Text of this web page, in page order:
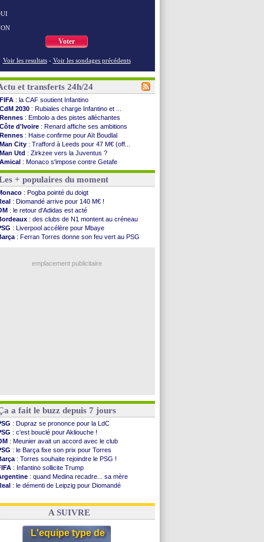
Voter
Voir les resultats - Voir les sondages précédents
et transferts 24h/24
FIFA : la CAF soutient Infantino
CdM 2030 : Rubiales charge Infantino et ...
Rennes : Embolo a des pistes alléchantes
Côte d'Ivoire : Renard affiche ses ambitions
Rennes : Haise confirme pour Aït Boudlal
Man City : Trafford à Leeds pour 47 M€ (off...
Man Utd : Zirkzee vers la Juventus ?
Amical : Monaco s'impose contre Getafe
Nantes: Der Zakarian et sa relation avec Kita
OM: le club prêt à libérer Kondogbia ?
Monaco: le message touchant d'Akliouche
FIFA: Tebas en remet une couche
FIFA : l'UEFA maintient la pression
PSG: Tebas encense Luis Enrique
Real: Vinicius jusqu'en 2032 (officiel)
Lyon: Mangala va rejoindre Getafe
OM: une offre refusée pour Aguerd
: Akliouche a signé (officiel)
+ populaires du moment
: Pogba pointé du doigt
: Diomandé arrive pour 140 M€ !
: le retour d'Adidas est acté
: des clubs de N1 montent au créneau
: Liverpool accélère pour Mbaye
: Ferran Torres donne son feu vert au PSG
emplacement publicitaire
a fait le buzz depuis 7 jours
: Dupraz se prononce pour la LdC
: c'est bouclé pour Akliouche !
: Meunier avait un accord avec le club
: le Barça fixe son prix pour Torres
: Torres souhaite rejoindre le PSG !
: Infantino sollicite Trump
: quand Medina recadre... sa mère
: le démenti de Leipzig pour Diomandé
: le conseiller d'Infantino démissionne !
A SUIVRE
L'equipe type de